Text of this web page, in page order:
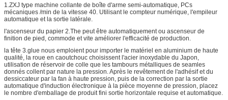
1.ZXJ type machine collante de boîte d'arme semi-automatique, PCs
mécaniques /min de la vitesse 40. Utilisant le compteur numérique, l'empileur
automatique et la sortie latérale.
l'ascenseur du papier 2.The peut être automatiquement ou ascenseur de
finition de pied, commode et vite améliorer l'efficacité de production.
la tête 3.glue nous emploient pour importer le matériel en aluminium de haute
qualité, la roue en caoutchouc choisissent l'acier inoxydable du Japon,
utilisation de réservoir de colle que les tambours métalliques de seamles
donnés collent par nature la pression. Après le revêtement de l'adhésif et du
dessiccateur par la fan à haute pression, puis de la correction par la sortie
automatique d'induction électronique à la pièce moyenne de pression, placez
le nombre d'emballage de produit fini sortie horizontale requise et automatique.